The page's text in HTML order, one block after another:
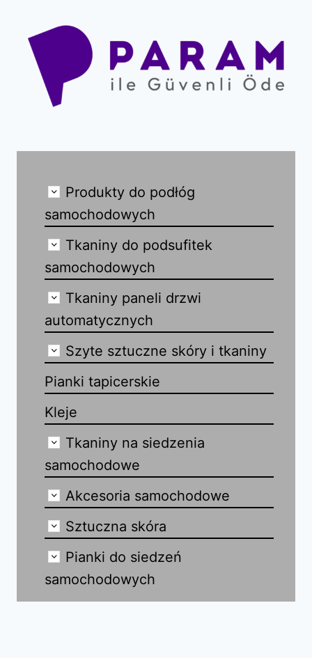
Produkty do podłóg
samochodowych
Tkaniny do podsufitek
samochodowych
Tkaniny paneli drzwi
automatycznych
Szyte sztuczne skóry i tkaniny
Pianki tapicerskie
Kleje
Tkaniny na siedzenia
samochodowe
Akcesoria samochodowe
Sztuczna skóra
Pianki do siedzeń
samochodowych